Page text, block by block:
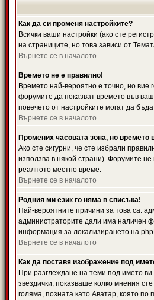
Как да си променя настройките?
Всички ваши настройки (ако сте
на страниците, но това зависи от
Върнете се в началото
Времето не е правилно!
Времето най-вероятно е точно, но вие
форумите да показват времето във
повечето от настройките могат да
Върнете се в началото
Промених часовата зона, но времето
Ако сте сигурни, че сте избрали
използва в някой страни). Форумите
реалното местно време.
Върнете се в началото
Родния ми език го няма в списъка!
Най-вероятните причини за това са:
администраторите дали има наличен
информация за локализирането на
Върнете се в началото
Как да поставя изображение под
При разглеждане на теми под името
звездички, показваше колко мнения
голяма, позната като Аватар, която